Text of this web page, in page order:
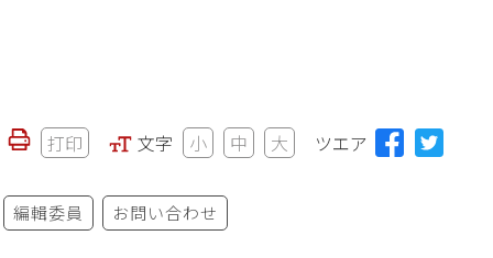
打印 文字 小 中 大 ツエア
編輯委員 お問い合わせ